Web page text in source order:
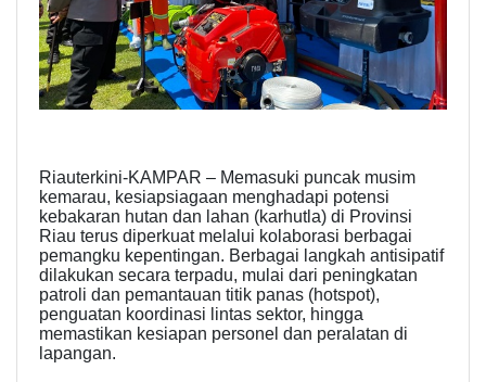
Riauterkini-KAMPAR – Memasuki puncak musim
kemarau, kesiapsiagaan menghadapi potensi
kebakaran hutan dan lahan (karhutla) di Provinsi
Riau terus diperkuat melalui kolaborasi berbagai
pemangku kepentingan. Berbagai langkah antisipatif
dilakukan secara terpadu, mulai dari peningkatan
patroli dan pemantauan titik panas (hotspot),
penguatan koordinasi lintas sektor, hingga
memastikan kesiapan personel dan peralatan di
lapangan.